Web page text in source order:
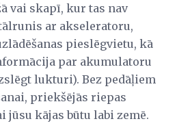
vai skapī, kur tas nav
ar akseleratoru,
pieslēgvietu, kā
par akumulatoru
lukturi). Bez pedāļiem
priekšējās riepas
jūsu kājas būtu labi zemē.